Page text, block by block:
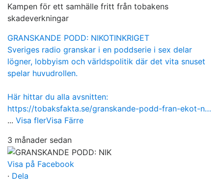
Kampen för ett samhälle fritt från tobakens
skadeverkningar
GRANSKANDE PODD: NIKOTINKRIGET
Sveriges radio granskar i en poddserie i sex delar
lögner, lobbyism och världspolitik där det vita snuset
spelar huvudrollen.
Här hittar du alla avsnitten:
https://tobaksfakta.se/granskande-podd-fran-ekot-n…
... Visa flerVisa Färre
3 månader sedan
Visa på Facebook
· Dela